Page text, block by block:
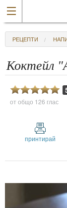
РЕЦЕПТИ
Коктейл
от общо 126 глас
принтирай